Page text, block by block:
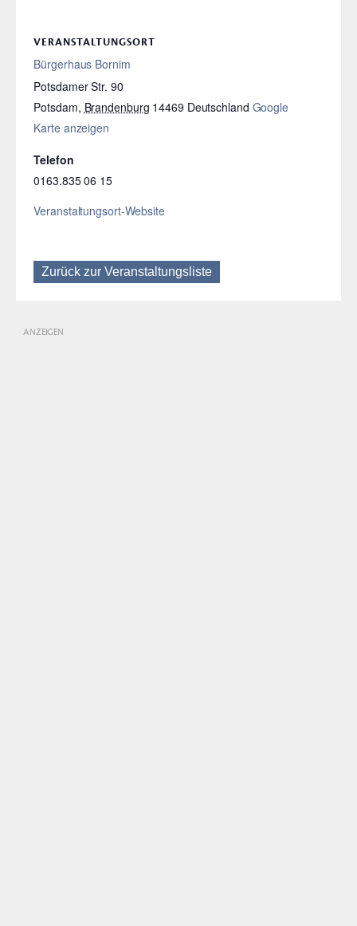
VERANSTALTUNGSORT
Bürgerhaus Bornim
Potsdamer Str. 90
Potsdam, Brandenburg 14469 Deutschland Google
Karte anzeigen
Telefon
0163.835 06 15
Veranstaltungsort-Website
Zurück zur Veranstaltungsliste
ANZEIGEN